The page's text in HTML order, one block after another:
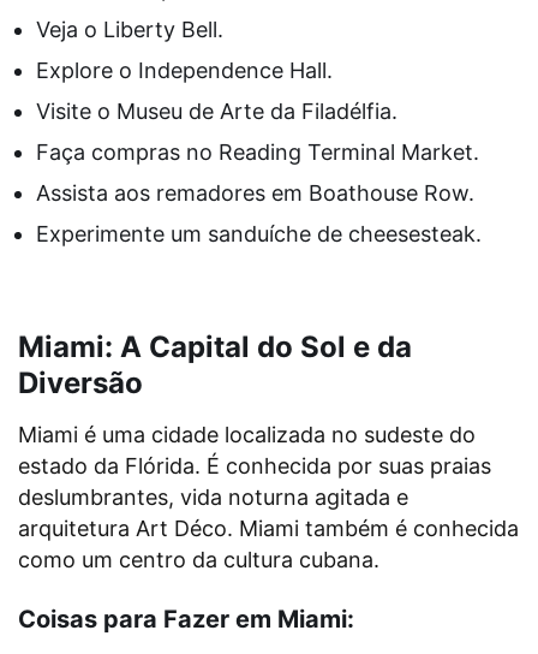
Veja o Liberty Bell.
Explore o Independence Hall.
Visite o Museu de Arte da Filadélfia.
Faça compras no Reading Terminal Market.
Assista aos remadores em Boathouse Row.
Experimente um sanduíche de cheesesteak.
Miami: A Capital do Sol e da
Diversão
Miami é uma cidade localizada no sudeste do
estado da Flórida. É conhecida por suas praias
deslumbrantes, vida noturna agitada e
arquitetura Art Déco. Miami também é conhecida
como um centro da cultura cubana.
Coisas para Fazer em Miami: